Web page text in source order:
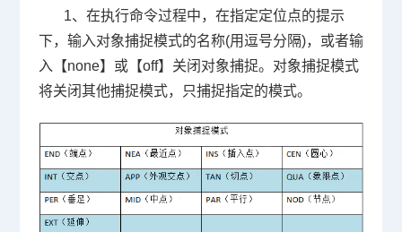
1、在执行命令过程中，在指定定位点的提示
下，输入对象捕捉模式的名称(用逗号分隔)，或者输
入【none】或【off】关闭对象捕捉。对象捕捉模式
将关闭其他捕捉模式，只捕捉指定的模式。